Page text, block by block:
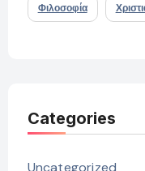
Φιλοσοφία
Categories
Uncategorized